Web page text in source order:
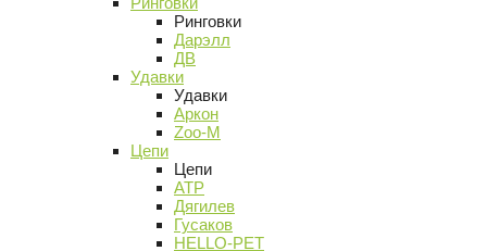
Ринговки
Дарэлл
ДВ
Удавки
Удавки
Аркон
Zoo-M
Цепи
Цепи
АТР
Дягилев
Гусаков
HELLO-PET